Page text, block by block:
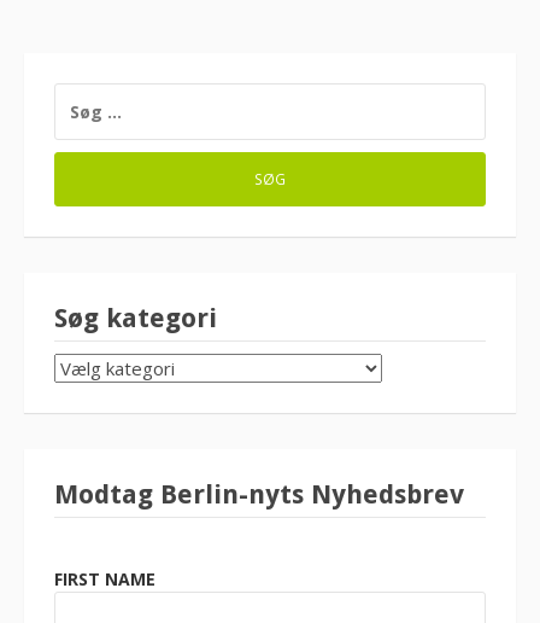
EFTER:
Søg kategori
SØG
KATEGORI
Modtag Berlin-nyts Nyhedsbrev
FIRST NAME